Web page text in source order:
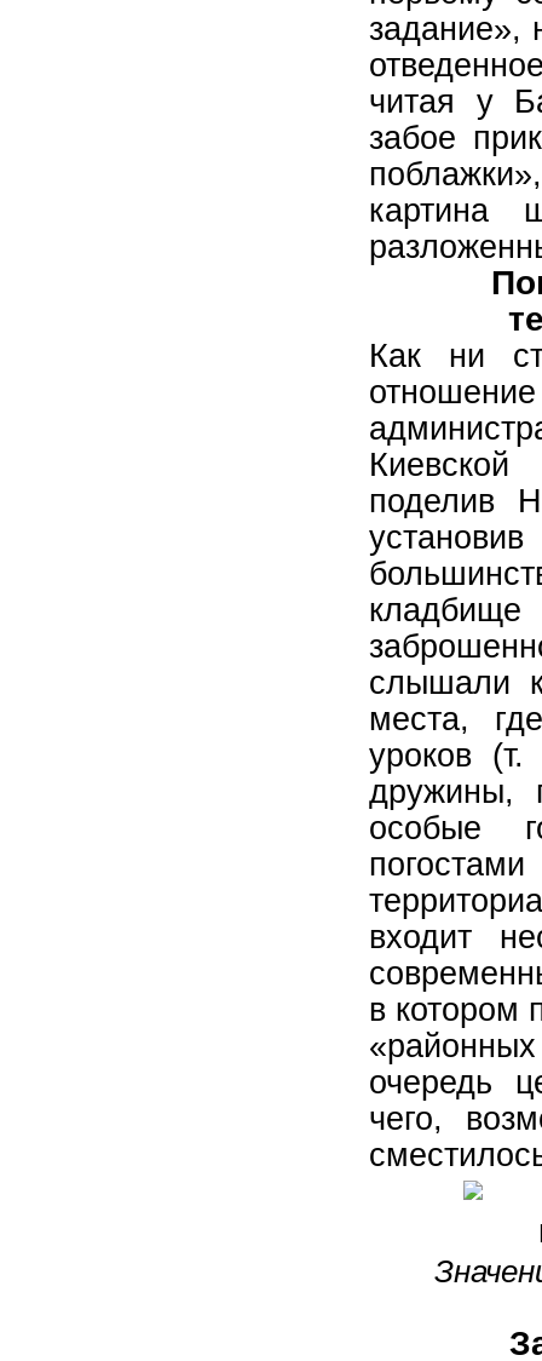
задание»,
читая у
забое
картина
Как ни
Киевской
поделив
слышали
места,
уроков
дружины,
особые
входит
в котором
очередь
чего,